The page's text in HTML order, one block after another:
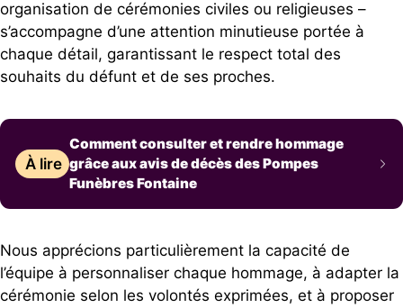
organisation de cérémonies civiles ou religieuses –
s’accompagne d’une attention minutieuse portée à
chaque détail, garantissant le respect total des
souhaits du défunt et de ses proches.
À lire
Comment consulter et rendre hommage
grâce aux avis de décès des Pompes
Funèbres Fontaine
Nous apprécions particulièrement la capacité de
l’équipe à personnaliser chaque hommage, à adapter la
cérémonie selon les volontés exprimées, et à proposer